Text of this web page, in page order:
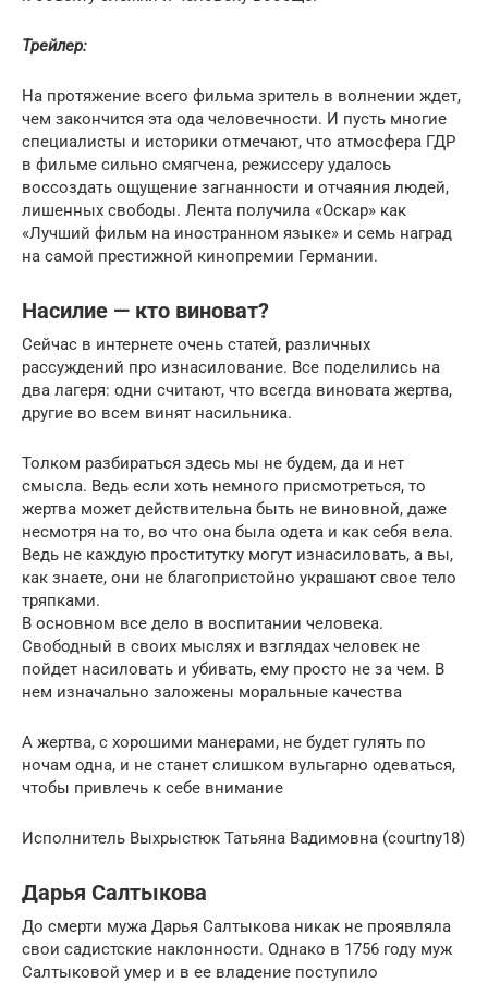
Трейлер:
На протяжение всего фильма зритель в волнении ждет,
чем закончится эта ода человечности. И пусть многие
специалисты и историки отмечают, что атмосфера ГДР
в фильме сильно смягчена, режиссеру удалось
воссоздать ощущение загнанности и отчаяния людей,
лишенных свободы. Лента получила «Оскар» как
«Лучший фильм на иностранном языке» и семь наград
на самой престижной кинопремии Германии.
Насилие — кто виноват?
Сейчас в интернете очень статей, различных
рассуждений про изнасилование. Все поделились на
два лагеря: одни считают, что всегда виновата жертва,
другие во всем винят насильника.
Толком разбираться здесь мы не будем, да и нет
смысла. Ведь если хоть немного присмотреться, то
жертва может действительна быть не виновной, даже
несмотря на то, во что она была одета и как себя вела.
Ведь не каждую проститутку могут изнасиловать, а вы,
как знаете, они не благопристойно украшают свое тело
тряпками.
В основном все дело в воспитании человека.
Свободный в своих мыслях и взглядах человек не
пойдет насиловать и убивать, ему просто не за чем. В
нем изначально заложены моральные качества
А жертва, с хорошими манерами, не будет гулять по
ночам одна, и не станет слишком вульгарно одеваться,
чтобы привлечь к себе внимание
Исполнитель Выхрыстюк Татьяна Вадимовна (courtny18)
Дарья Салтыкова
До смерти мужа Дарья Салтыкова никак не проявляла
свои садистские наклонности. Однако в 1756 году муж
Салтыковой умер и в ее владение поступило